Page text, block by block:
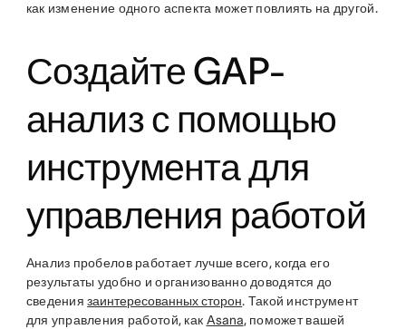
как изменение одного аспекта может повлиять на другой.
Создайте GAP-
анализ с помощью
инструмента для
управления работой
Анализ пробелов работает лучше всего, когда его
результаты удобно и организованно доводятся до
сведениязаинтересованных сторон. Такой инструмент
для управления работой, как Asana, поможет вашей